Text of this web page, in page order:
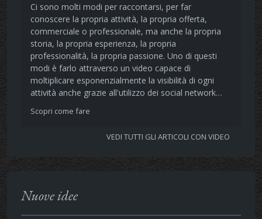
Ci sono molti modi per raccontarsi, per far
conoscere la propria attività, la propria offerta,
commerciale o professionale, ma anche la propria
storia, la propria esperienza, la propria
professionalità, la propria passione. Uno di questi
modi è farlo attraverso un video capace di
moltiplicare esponenzialmente la visibilità di ogni
attività anche grazie all'utilizzo dei social network…
Scopri come fare
VEDI TUTTI GLI ARTICOLI CON VIDEO
Nuove idee